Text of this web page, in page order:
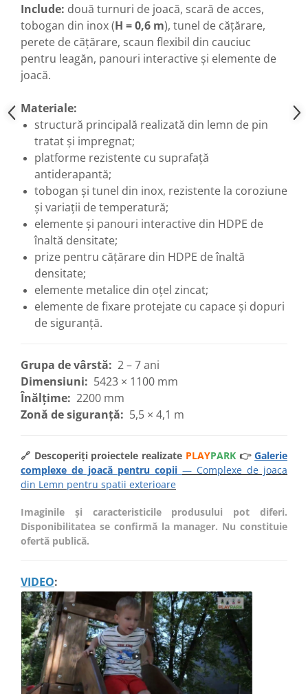
Include: două turnuri de joacă, scară de acces,
tobogan din inox (H = 0,6 m), tunel de cățărare,
perete de cățărare, scaun flexibil din cauciuc
pentru leagăn, panouri interactive și elemente de
joacă.
Materiale:
structură principală realizată din lemn de pin
tratat și impregnat;
platforme rezistente cu suprafață
antiderapantă;
tobogan și tunel din inox, rezistente la coroziune
și variații de temperatură;
elemente și panouri interactive din HDPE de
înaltă densitate;
prize pentru cățărare din HDPE de înaltă
densitate;
elemente metalice din oțel zincat;
elemente de fixare protejate cu capace și dopuri
de siguranță.
Grupa de vârstă: 2 – 7 ani
Dimensiuni: 5423 × 1100 mm
Înălțime: 2200 mm
Zonă de siguranță: 5,5 × 4,1 m
🔗 Descoperiți proiectele realizate PLAYPARK👉 Galerie
complexe de joacă pentru copii — Complexe de joaca
din Lemn pentru spatii exterioare
Imaginile și caracteristicile produsului pot diferi.
Disponibilitatea se confirmă la manager. Nu constituie
ofertă publică.
VIDEO: